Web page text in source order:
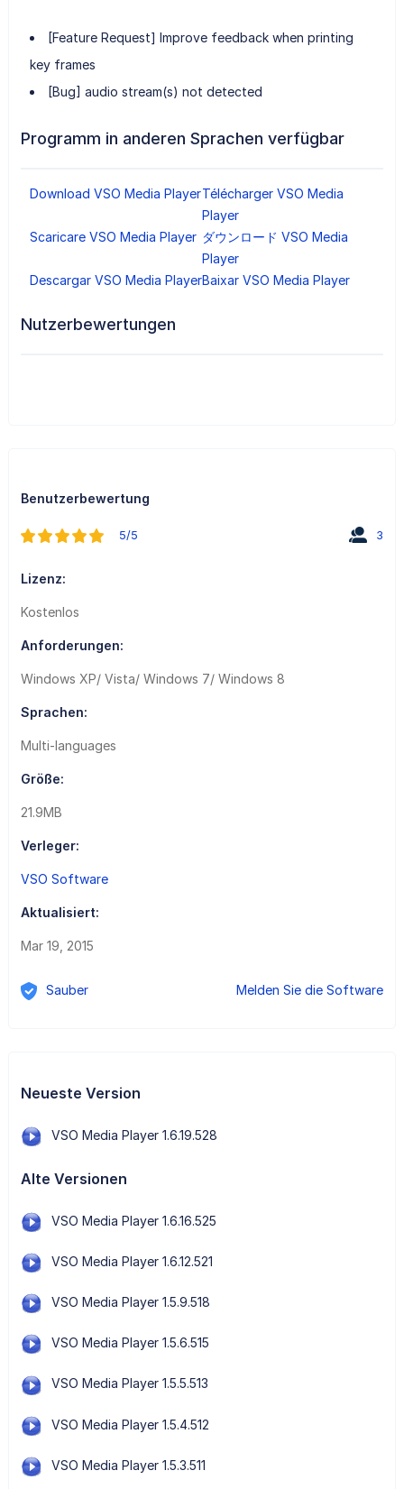
[Feature Request] Improve feedback when printing
key frames
[Bug] audio stream(s) not detected
Programm in anderen Sprachen verfügbar
Download VSO Media PlayerTélécharger VSO Media
Player
Scaricare VSO Media Player ダウンロード VSO Media
Player
Descargar VSO Media PlayerBaixar VSO Media Player
Nutzerbewertungen
Benutzerbewertung
5/5 3
Lizenz:
Kostenlos
Anforderungen:
Windows XP/ Vista/ Windows 7/ Windows 8
Sprachen:
Multi-languages
Größe:
21.9MB
Verleger:
VSO Software
Aktualisiert:
Mar 19, 2015
Sauber Melden Sie die Software
Neueste Version
VSO Media Player 1.6.19.528
Alte Versionen
VSO Media Player 1.6.16.525
VSO Media Player 1.6.12.521
VSO Media Player 1.5.9.518
VSO Media Player 1.5.6.515
VSO Media Player 1.5.5.513
VSO Media Player 1.5.4.512
VSO Media Player 1.5.3.511